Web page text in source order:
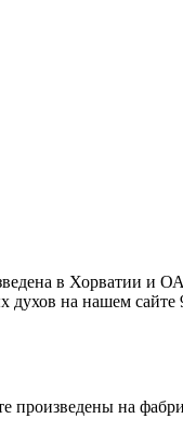
в Хорватии и
духов на нашем сайте
произведены на